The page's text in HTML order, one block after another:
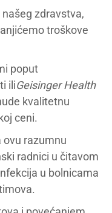
zdravstva,
troškove
poput
iliGeisinger Health
kvalitetnu
ceni.
ovu razumnu
radnici u čitavom
u bolnicama